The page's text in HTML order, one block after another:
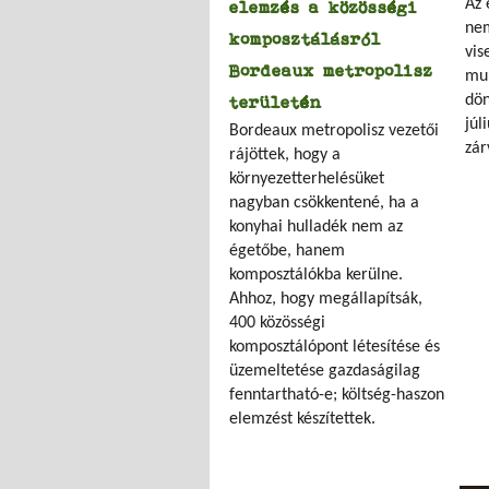
elemzés a közösségi
komposztálásról
Bordeaux metropolisz
területén
Bordeaux metropolisz vezetői
rájöttek, hogy a
környezetterhelésüket
nagyban csökkentené, ha a
konyhai hulladék nem az
égetőbe, hanem
komposztálókba kerülne.
Ahhoz, hogy megállapítsák,
400 közösségi
komposztálópont létesítése és
üzemeltetése gazdaságilag
fenntartható-e; költség-haszon
elemzést készítettek.
Az